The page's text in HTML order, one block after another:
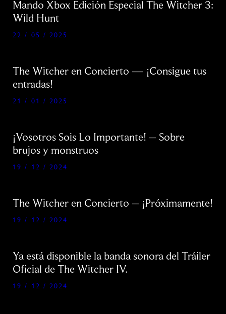
Mando Xbox Edición Especial The Witcher 3:
Wild Hunt
22 / 05 / 2025
The Witcher en Concierto — ¡Consigue tus
entradas!
21 / 01 / 2025
¡Vosotros Sois Lo Importante! – Sobre
brujos y monstruos
19 / 12 / 2024
The Witcher en Concierto – ¡Próximamente!
19 / 12 / 2024
Ya está disponible la banda sonora del Tráiler
Oficial de The Witcher IV.
19 / 12 / 2024